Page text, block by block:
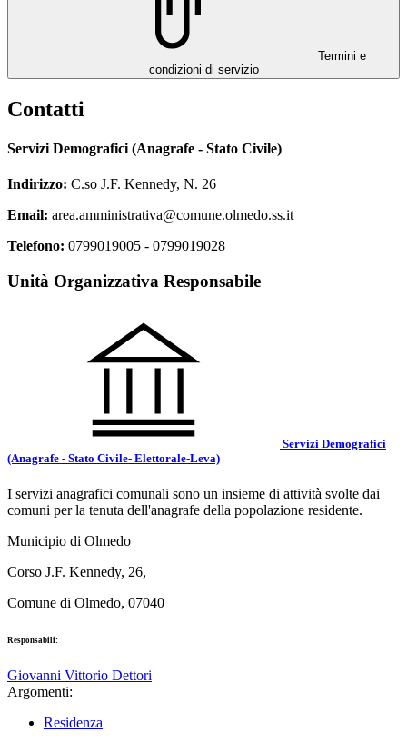
Termini e
condizioni di servizio
Contatti
Servizi Demografici (Anagrafe - Stato Civile)
Indirizzo: C.so J.F. Kennedy, N. 26
Email: area.amministrativa@comune.olmedo.ss.it
Telefono: 0799019005 - 0799019028
Unità Organizzativa Responsabile
Servizi Demografici
(Anagrafe - Stato Civile- Elettorale-Leva)
I servizi anagrafici comunali sono un insieme di attività svolte dai
comuni per la tenuta dell'anagrafe della popolazione residente.
Municipio di Olmedo
Corso J.F. Kennedy, 26,
Comune di Olmedo, 07040
Responsabili:
Giovanni Vittorio Dettori
Argomenti:
Residenza